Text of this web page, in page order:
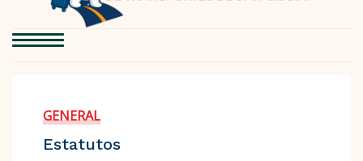
GENERAL
Estatutos